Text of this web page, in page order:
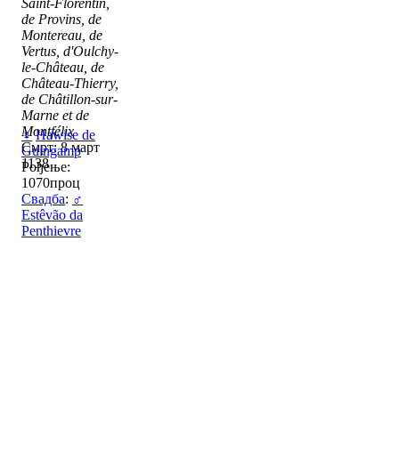
Saint-Florentin,
de Provins, de
Montereau, de
Vertus, d'Oulchy-
le-Château, de
Château-Thierry,
de Châtillon-sur-
Marne et de
Montfélix
Смрт: 8 март
1138
♀ Hawise de
Guingamp
Рођење:
1070проц
Свадба: ♂
Estêvão da
Penthievre